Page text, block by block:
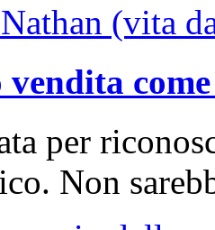
(vita
per
Non